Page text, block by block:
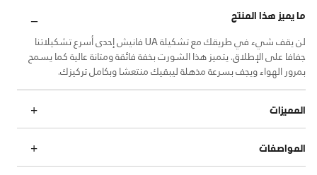
ما يميز هذا المنتج
لن يقف شيء في طريقك مع تشكيلة UA فانيش إحدى أسرع تشكيلاتنا
جفافا على الإطلاق. يتميز هذا الشورت بخفة فائقة ومتانة عالية كما يسمح
بمرور الهواء ويجف بسرعة مذهلة ليبقيك منتعشا وبكامل تركيزك.
المميزات
المواصفات